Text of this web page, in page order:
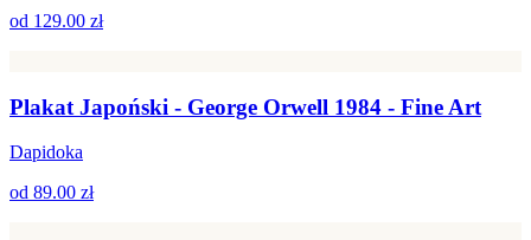
od 129.00 zł
Plakat Japoński - George Orwell 1984 - Fine Art
Dapidoka
od 89.00 zł